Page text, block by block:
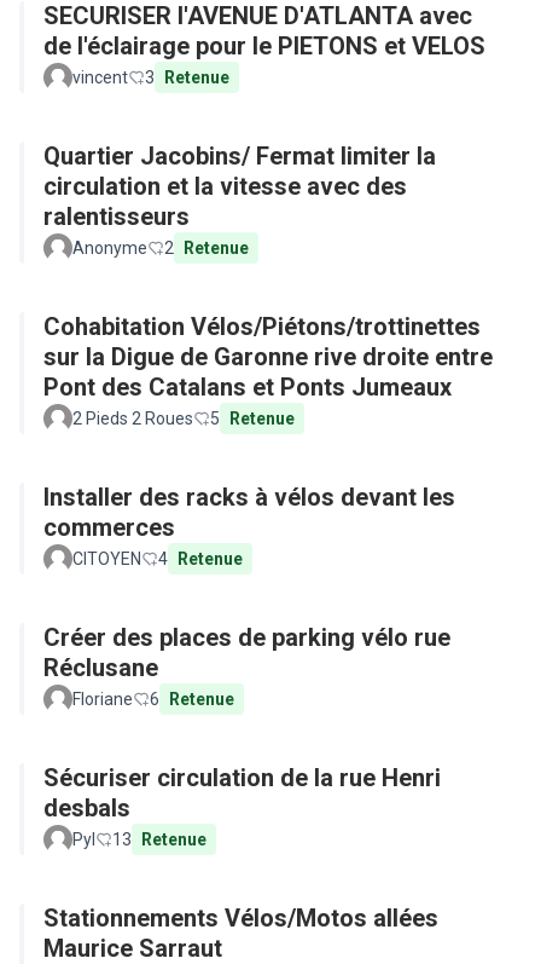
SECURISER l'AVENUE D'ATLANTA avec
de l'éclairage pour le PIETONS et VELOS
vincent 3 Retenue
Quartier Jacobins/ Fermat limiter la
circulation et la vitesse avec des
ralentisseurs
Anonyme 2 Retenue
Cohabitation Vélos/Piétons/trottinettes
sur la Digue de Garonne rive droite entre
Pont des Catalans et Ponts Jumeaux
2 Pieds 2 Roues 5 Retenue
Installer des racks à vélos devant les
commerces
CITOYEN 4 Retenue
Créer des places de parking vélo rue
Réclusane
Floriane 6 Retenue
Sécuriser circulation de la rue Henri
desbals
Pyl 13 Retenue
Stationnements Vélos/Motos allées
Maurice Sarraut